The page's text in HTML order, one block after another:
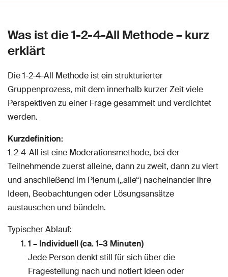
Was ist die 1-2-4-All Methode – kurz
erklärt
Die 1-2-4-All Methode ist ein strukturierter
Gruppenprozess, mit dem innerhalb kurzer Zeit viele
Perspektiven zu einer Frage gesammelt und verdichtet
werden.
Kurzdefinition:
1-2-4-All ist eine Moderationsmethode, bei der
Teilnehmende zuerst alleine, dann zu zweit, dann zu viert
und anschließend im Plenum („alle“) nacheinander ihre
Ideen, Beobachtungen oder Lösungsansätze
austauschen und bündeln.
Typischer Ablauf:
1 – Individuell (ca. 1–3 Minuten)
Jede Person denkt still für sich über die
Fragestellung nach und notiert Ideen oder